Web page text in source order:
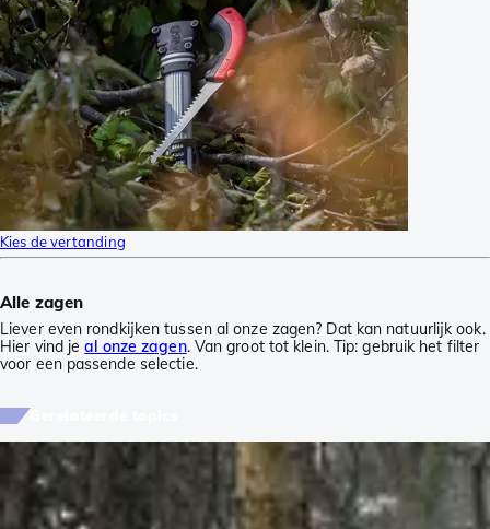
Kies de vertanding
Alle zagen
Liever even rondkijken tussen al onze zagen? Dat kan natuurlijk ook.
Hier vind jeal onze zagen. Van groot tot klein. Tip: gebruik het filter
voor een passende selectie.